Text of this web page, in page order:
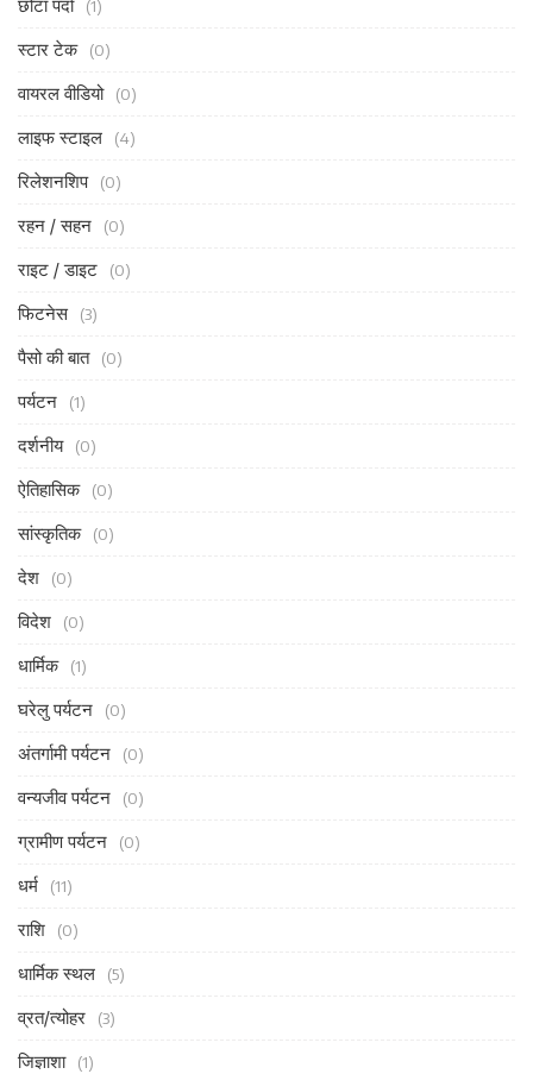
छोटा पर्दा (1)
स्टार टेक (0)
वायरल वीडियो (0)
लाइफ स्टाइल (4)
रिलेशनशिप (0)
रहन / सहन (0)
राइट / डाइट (0)
फिटनेस (3)
पैसो की बात (0)
पर्यटन (1)
दर्शनीय (0)
ऐतिहासिक (0)
सांस्कृतिक (0)
देश (0)
विदेश (0)
धार्मिक (1)
घरेलु पर्यटन (0)
अंतर्गामी पर्यटन (0)
वन्यजीव पर्यटन (0)
ग्रामीण पर्यटन (0)
धर्म (11)
राशि (0)
धार्मिक स्थल (5)
व्रत/त्योहर (3)
जिज्ञाशा (1)